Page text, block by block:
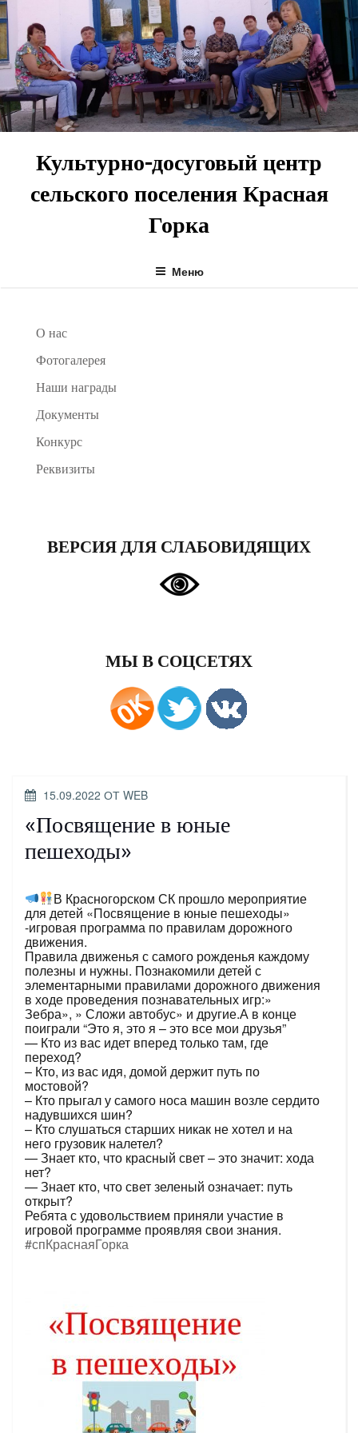
Перейти
к
содержимому
Культурно-досуговый центр
сельского поселения Красная
Горка
Меню
О нас
Фотогалерея
Наши награды
Документы
Конкурс
Реквизиты
ВЕРСИЯ ДЛЯ СЛАБОВИДЯЩИХ
МЫ В СОЦСЕТЯХ
ОПУБЛИКОВАНО
15.09.2022 ОТ WEB
«Посвящение в юные
пешеходы»
В Красногорском СК прошло мероприятие
для детей «Посвящение в юные пешеходы»
-игровая программа по правилам дорожного
движения.
Правила движенья с самого рожденья каждому
полезны и нужны. Познакомили детей с
элементарными правилами дорожного движения
в ходе проведения познавательных игр:»
Зебра», » Сложи автобус» и другие.А в конце
поиграли “Это я, это я – это все мои друзья”
— Кто из вас идет вперед только там, где
переход?
– Кто, из вас идя, домой держит путь по
мостовой?
– Кто прыгал у самого носа машин возле сердито
надувшихся шин?
– Кто слушаться старших никак не хотел и на
него грузовик налетел?
— Знает кто, что красный свет – это значит: хода
нет?
— Знает кто, что свет зеленый означает: путь
открыт?
Ребята с удовольствием приняли участие в
игровой программе проявляя свои знания.
#спКраснаяГорка